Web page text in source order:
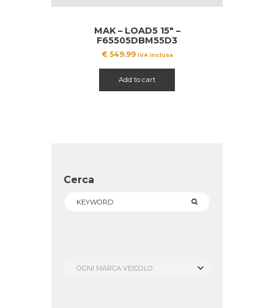
MAK – LOAD5 15″ –
F65505DBM55D3
€549.99 IVA inclusa
Add to cart
Cerca
OGNI MARCA VEICOLO